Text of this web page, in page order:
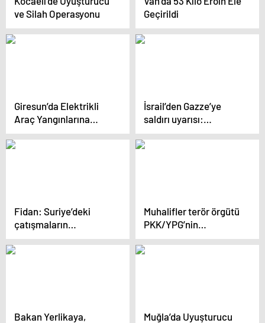
ve Silah Operasyonu
Geçirildi
Giresun’da Elektrikli
Araç Yangınlarına
Yönelik Tatbikat
Gerçekleştirildi
İsrail’den Gazze’ye
saldırı uyarısı:
Vuracağız
Fidan: Suriye’deki
çatışmaların
başlamasının nedeni 13
yıldır ülkenin
Muhalifler terör örgütü
PKK/YPG’nin
kontrolündeki Tel
Rıfat’ı tamamen
Bakan Yerlikaya,
Muğla’da Uyuşturucu